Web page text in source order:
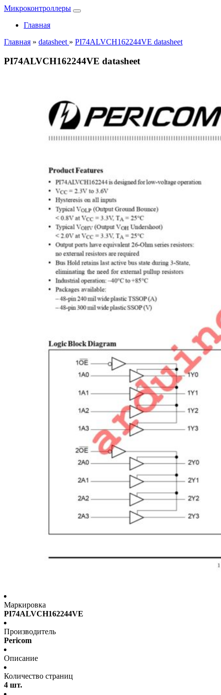
Микроконтроллеры
Главная
Главная » datasheet » PI74ALVCH162244VE datasheet
PI74ALVCH162244VE datasheet
Маркировка
PI74ALVCH162244VE
Производитель
Pericom
Описание
Количество страниц
4 шт.